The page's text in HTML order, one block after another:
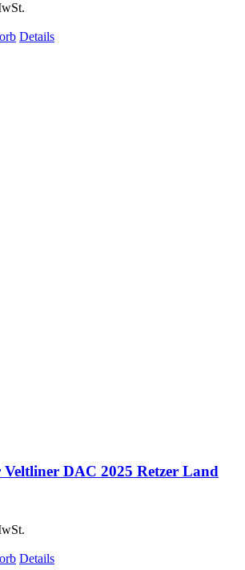
Details
DAC 2025 Retzer Land
Details